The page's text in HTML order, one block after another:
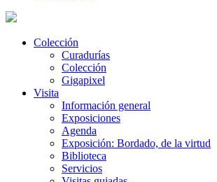
Colección
Curadurías
Colección
Gigapixel
Visita
Información general
Exposiciones
Agenda
Exposición: Bordado, de la virtud
Biblioteca
Servicios